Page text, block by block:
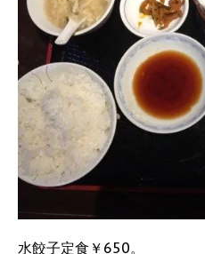
水餃子定食￥650。